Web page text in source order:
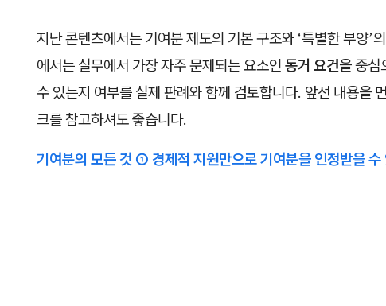
지난 콘텐츠에서는 기여분 제도의 기본 구조와 ‘특별한 부양’
에서는 실무에서 가장 자주 문제되는 요소인 동거 요건을 중심
수 있는지 여부를 실제 판례와 함께 검토합니다. 앞선 내용을
크를 참고하셔도 좋습니다.
기여분의 모든 것 ① 경제적 지원만으로 기여분을 인정받을 수